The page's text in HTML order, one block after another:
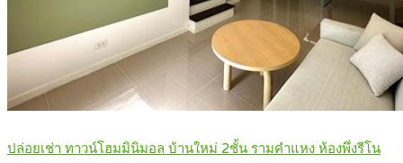
ปล่อยเช่า ทาวน์โฮมมินิมอล บ้านใหม่ 2ชั้น รามคำแหง ห้องพึ่งรีโน